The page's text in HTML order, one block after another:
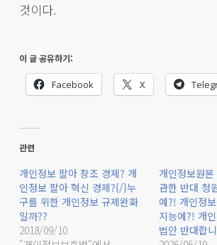
것이다.
이 글 공유하기:
Facebook X
관련
개인정보 팔아 창조 경제? 개
인정보 팔아 혁신 경제?{/}누
구를 위한 개인정보 규제완화
일까??
2018/09/10
개인정보원
관한 반대 청
예?! 개인정
지능에?! 개
법안 반대합